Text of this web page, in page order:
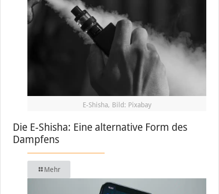
E-Shisha, Bild: Pixabay
Die E-Shisha: Eine alternative Form des
Dampfens
Mehr